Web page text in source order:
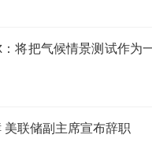
将把气候情景测试作为
美联储副主席宣布辞职